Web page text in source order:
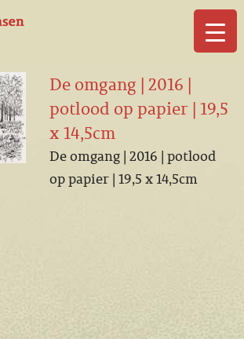
De omgang | 2016 |
potlood op papier | 19,5
x 14,5cm
De omgang | 2016 | potlood
op papier | 19,5 x 14,5cm